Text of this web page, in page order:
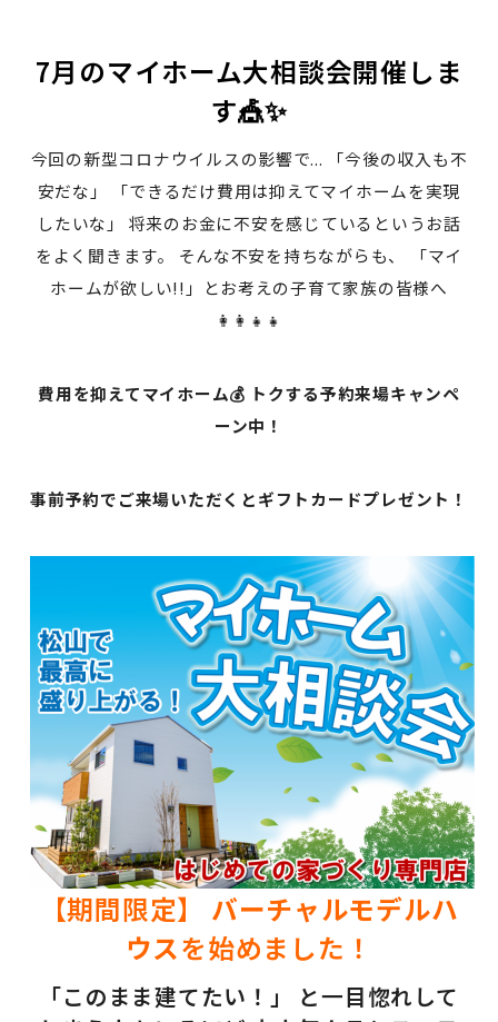
7月のマイホーム大相談会開催しま
す🎪✨
今回の新型コロナウイルスの影響で... 「今後の収入も不
安だな」 「できるだけ費用は抑えてマイホームを実現
したいな」 将来のお金に不安を感じているというお話
をよく聞きます。 そんな不安を持ちながらも、 「マイ
ホームが欲しい!!」とお考えの子育て家族の皆様へ
👩‍👩‍👧‍👧
費用を抑えてマイホーム💰 トクする予約来場キャンペ
ーン中！
事前予約でご来場いただくとギフトカードプレゼント！
【期間限定】 バーチャルモデルハ
ウスを始めました！
「このまま建てたい！」 と一目惚れして